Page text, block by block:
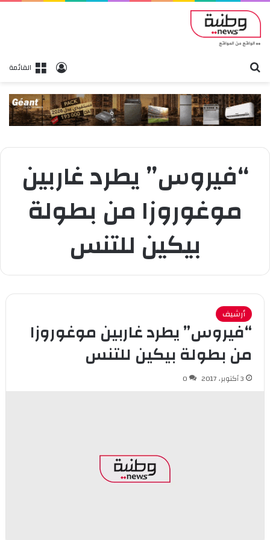
القائمةتسجيل
“فيروس” يطرد غاربين
موغوروزا من بطولة
بيكين للتنس
أرشيف
“فيروس” يطرد غاربين موغوروزا
من بطولة بيكين للتنس
3 أكتوبر، 2017 0